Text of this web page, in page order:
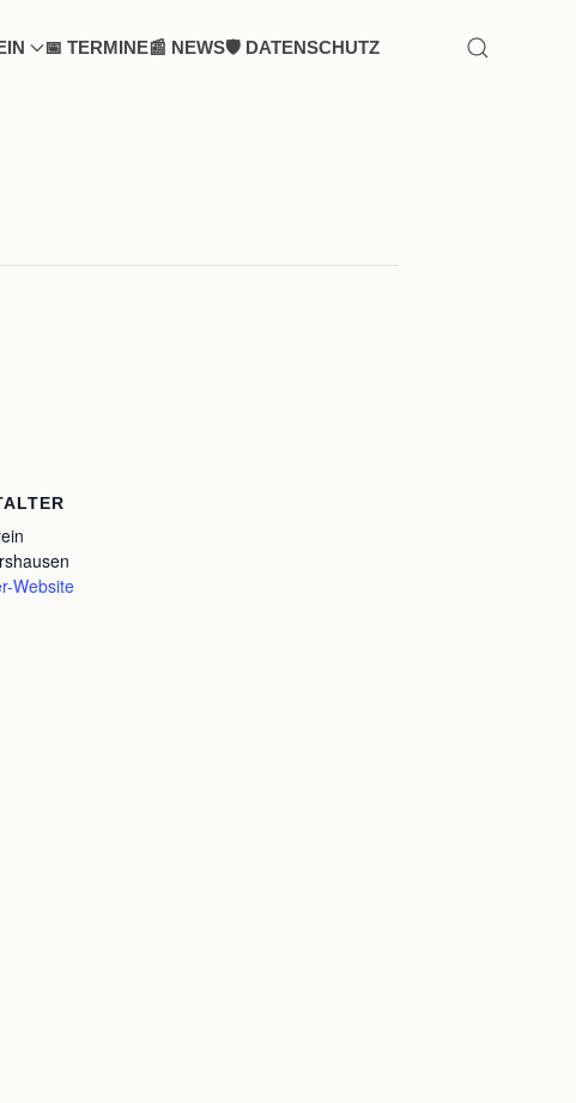
📅 TERMINE📰 NEWS🛡️ DATENSCHUTZ
SUCHEN
Website